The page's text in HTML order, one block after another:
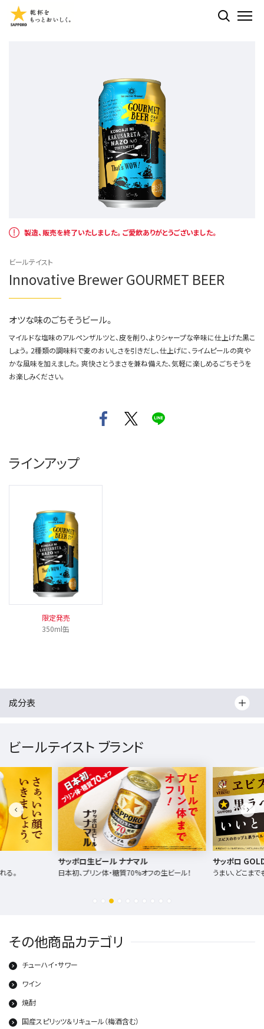
検索する
製造、販売を終了いたしました。ご愛飲ありがとうございました。
ビールテイスト
Innovative Brewer GOURMET BEER
オツな味のごちそうビール。
マイルドな塩味のアルペンザルツと、皮を削り、よりシャープな辛味に仕上げた黒こ
しょう。2種類の調味料で麦のおいしさを引きだし、仕上げに、ライムピールの爽や
かな風味を加えました。爽快さとうまさを兼ね備えた、気軽に楽しめるごちそうを
お楽しみください。
ラインアップ
限定発売
350ml缶
成分表
ビールテイスト ブランド
る。
サッポロ生ビール ナナマル
日本初、プリン体・糖質70%オフの生ビール！
サッポロ
うまい、どこまで
その他商品カテゴリ
チューハイ・サワー
ワイン
焼酎
国産スピリッツ＆リキュール（梅酒含む）